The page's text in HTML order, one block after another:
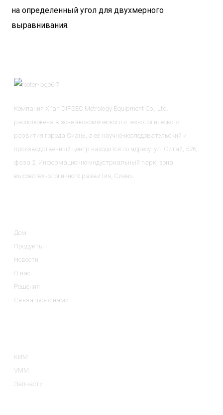
на определенный угол для двухмерного
выравнивания.
Компания Xi'an DIPSEC Metrology Equipment Co., Ltd.
расположена в зоне экономического и технологического
развития города Сиань, а ее научно-исследовательский и
производственный центр находится по адресу: ул. Ситай, 526,
фаза 2, Информационно-индустриальный парк, зона
высокотехнологичного развития, Сиань.
Дом
Продукты
Новости
О нас
Решения
Связаться с нами
КИМ
VMM
Запчасти